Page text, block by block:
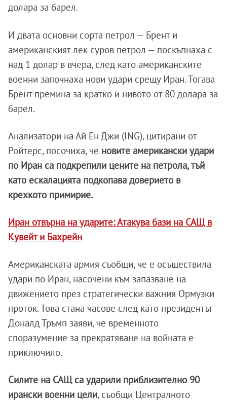
долара за барел.
И двата основни сорта петрол — Брент и
американският лек суров петрол — поскъпнаха с
над 1 долар в вчера, след като американските
военни започнаха нови удари срещу Иран. Тогава
Брент премина за кратко и нивото от 80 долара за
барел.
Анализатори на Ай Ен Джи (ING), цитирани от
Ройтерс, посочиха, че новите американски удари
по Иран са подкрепили цените на петрола, тъй
като ескалацията подкопава доверието в
крехкото примирие.
Иран отвърна на ударите: Атакува бази на САЩ в
Кувейт и Бахрейн
Американската армия съобщи, че е осъществила
удари по Иран, насочени към запазване на
движението през стратегически важния Ормузки
проток. Това стана часове след като президентът
Доналд Тръмп заяви, че временното
споразумение за прекратяване на войната е
приключило.
Силите на САЩ са ударили приблизително 90
ирански военни цели, съобщи Централното